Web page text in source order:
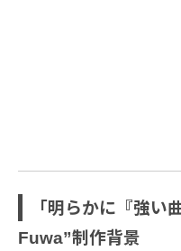
「明らかに『強
Fuwa”制作背景